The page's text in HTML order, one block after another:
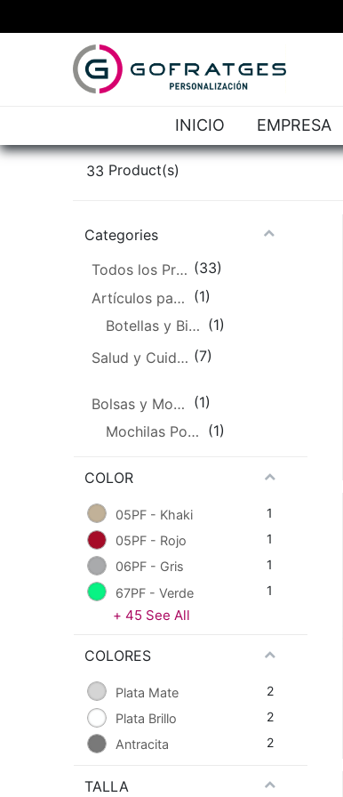
INICIO EMPRESA
33 Product(s)
Categories
Todos los Productos (33)
Artículos para bebidas (1)
Botellas y Bidones (1)
Salud y Cuidado Personal (7)
Bolsas y Mochilas (1)
Mochilas Portátiles (1)
COLOR
05PF - Khaki
1
05PF - Rojo
1
06PF - Gris
1
67PF - Verde
1
+ 45 See All
COLORES
Plata Mate
2
Plata Brillo
2
Antracita
2
TALLA